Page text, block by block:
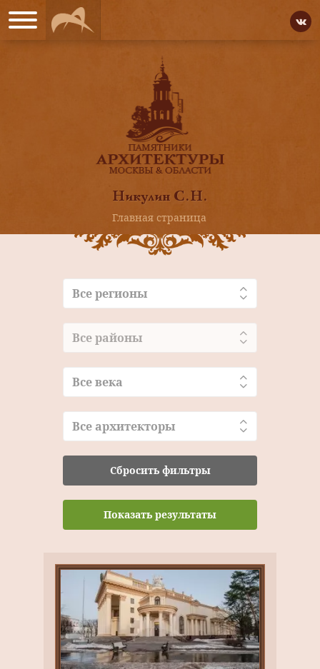
Никулин С.Н.
Главная страница
Все регионы
Все районы
Все века
Все архитекторы
Сбросить фильтры
Показать результаты